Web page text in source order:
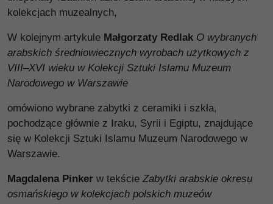
kolekcjach muzealnych,
W kolejnym artykule Małgorzaty Redlak O wybranych
arabskich średniowiecznych wyrobach użytkowych z
VIII–XVI wieku w Kolekcji Sztuki Islamu Muzeum
Narodowego w Warszawie
omówiono wybrane zabytki z ceramiki i szkła,
pochodzące głównie z Iraku, Syrii i Egiptu, znajdujące
się w Kolekcji Sztuki Islamu Muzeum Narodowego w
Warszawie.
Magdalena Pinker w tekście Zabytki arabskie okresu
osmańskiego w kolekcjach polskich muzeów